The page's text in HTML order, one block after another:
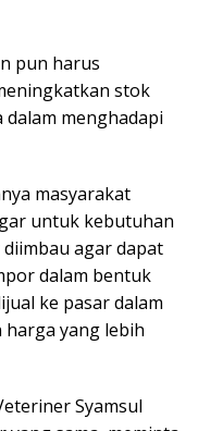
pun harus
stok
menghadapi
masyarakat
untuk kebutuhan
agar dapat
dalam bentuk
ke pasar dalam
yang lebih
Syamsul